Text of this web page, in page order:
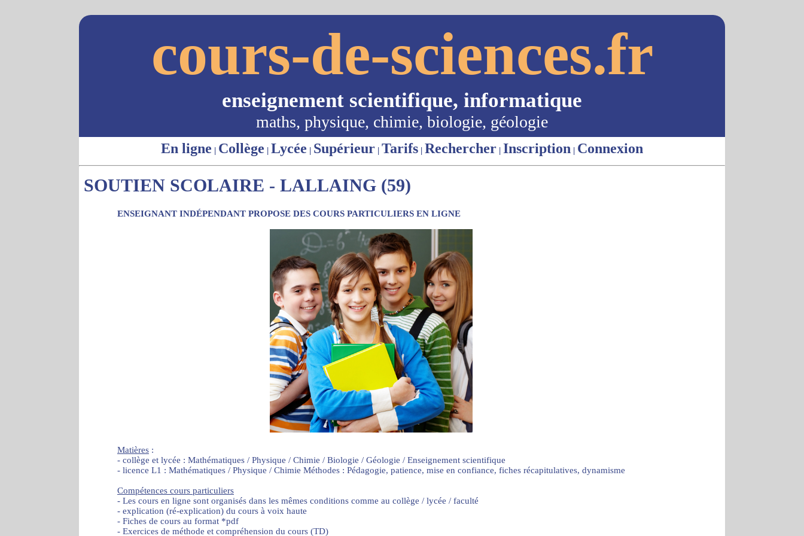
cours-de-sciences.fr
enseignement scientifique, informatique
maths, physique, chimie, biologie, géologie
En ligne | Collège | Lycée | Supérieur | Tarifs | Rechercher | Inscription | Connexion
SOUTIEN SCOLAIRE - LALLAING (59)
ENSEIGNANT INDÉPENDANT PROPOSE DES COURS PARTICULIERS EN LIGNE
Matières :
- collège et lycée : Mathématiques / Physique / Chimie / Biologie / Géologie / Enseignement scientifique
- licence L1 : Mathématiques / Physique / Chimie Méthodes : Pédagogie, patience, mise en confiance, fiches récapitulatives, dynamisme
Compétences cours particuliers
- Les cours en ligne sont organisés dans les mêmes conditions comme au collège / lycée / faculté
- explication (ré-explication) du cours à voix haute
- Fiches de cours au format *pdf
- Exercices de méthode et compréhension du cours (TD)